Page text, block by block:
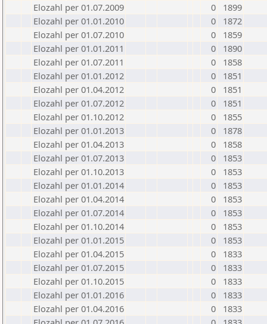
Elozahl per 01.07.2009
0
1899
Elozahl per 01.01.2010
0
1872
Elozahl per 01.07.2010
0
1859
Elozahl per 01.01.2011
0
1890
Elozahl per 01.07.2011
0
1858
Elozahl per 01.01.2012
0
1851
Elozahl per 01.04.2012
0
1851
Elozahl per 01.07.2012
0
1851
Elozahl per 01.10.2012
0
1855
Elozahl per 01.01.2013
0
1878
Elozahl per 01.04.2013
0
1858
Elozahl per 01.07.2013
0
1853
Elozahl per 01.10.2013
0
1853
Elozahl per 01.01.2014
0
1853
Elozahl per 01.04.2014
0
1853
Elozahl per 01.07.2014
0
1853
Elozahl per 01.10.2014
0
1853
Elozahl per 01.01.2015
0
1853
Elozahl per 01.04.2015
0
1833
Elozahl per 01.07.2015
0
1833
Elozahl per 01.10.2015
0
1833
Elozahl per 01.01.2016
0
1833
Elozahl per 01.04.2016
0
1833